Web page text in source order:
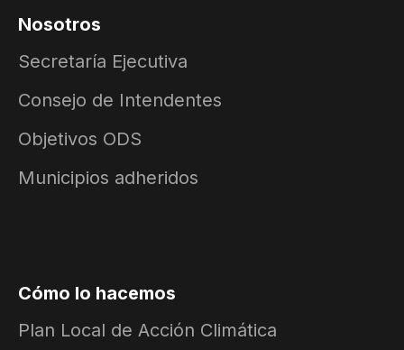
Nosotros
Secretaría Ejecutiva
Consejo de Intendentes
Objetivos ODS
Municipios adheridos
Cómo lo hacemos
Plan Local de Acción Climática